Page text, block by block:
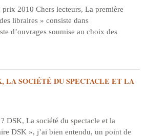
2010 Chers lecteurs, La première
libraires » consiste dans
d’ouvrages soumise au choix des
LA SOCIÉTÉ DU SPECTACLE ET LA
DSK, La société du spectacle et la
DSK », j’ai bien entendu, un point de